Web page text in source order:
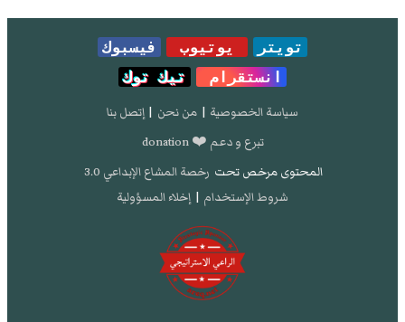
تويتر يوتيوب
فيسبوك
انستقرام
تيك توك
سياسة الخصوصية | من نحن | إتصل بنا
تبرع و دعم ❤️ donation
المحتوى مرخص تحت رخصة المشاع الإبداعي 3.0
شروط الإستخدام | إخلاء المسؤولية